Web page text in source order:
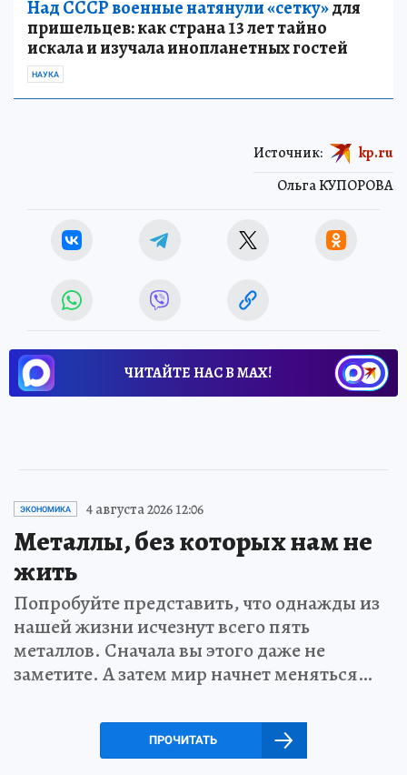
Над СССР военные натянули «сетку»для
пришельцев: как страна 13 лет тайно
искала и изучала инопланетных гостей
НАУКА
Ольга КУПОРОВА
Источник: kp.ru
ЧИТАЙТЕ НАС В МАХ!
ЭКОНОМИКА 4 августа 2026 12:06
Металлы, без которых нам не
жить
Попробуйте представить, что однажды из
нашей жизни исчезнут всего пять
металлов. Сначала вы этого даже не
заметите. А затем мир начнет меняться…
ПРОЧИТАТЬ